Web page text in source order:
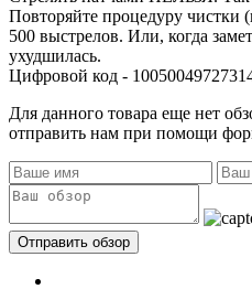
Повторяйте процедуру чистки
500 выстрелов. Или, когда
ухудшилась.
Цифровой код -
Для данного товара еще нет
отправить нам при помощи